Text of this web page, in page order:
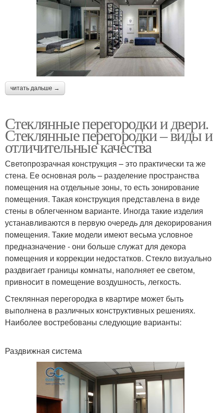
читать дальше →
Стеклянные перегородки и двери.
Стеклянные перегородки – виды и
отличительные качества
Светопрозрачная конструкция – это практически та же
стена. Ее основная роль – разделение пространства
помещения на отдельные зоны, то есть зонирование
помещения. Такая конструкция представлена в виде
стены в облегченном варианте. Иногда такие изделия
устанавливаются в первую очередь для декорирования
помещения. Такие модели имеют весьма условное
предназначение - они больше служат для декора
помещения и коррекции недостатков. Стекло визуально
раздвигает границы комнаты, наполняет ее светом,
привносит в помещение воздушность, легкость.
Стеклянная перегородка в квартире может быть
выполнена в различных конструктивных решениях.
Наиболее востребованы следующие варианты:
Раздвижная система